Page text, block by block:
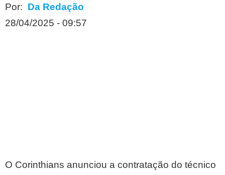
Por: Da Redação
28/04/2025 - 09:57
O Corinthians anunciou a contratação do técnico